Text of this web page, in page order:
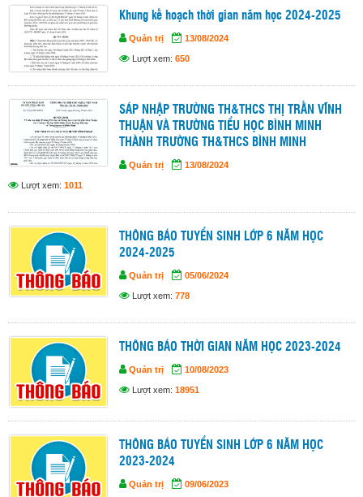
Khung kế hoạch thời gian năm học 2024-2025
Quản trị 13/08/2024
Lượt xem: 650
SÁP NHẬP TRƯỜNG TH&THCS THỊ TRẤN VĨNH
THUẬN VÀ TRƯỜNG TIỂU HỌC BÌNH MINH
THÀNH TRƯỜNG TH&THCS BÌNH MINH
Quản trị 13/08/2024
Lượt xem: 1011
THÔNG BÁO TUYỂN SINH LỚP 6 NĂM HỌC
2024-2025
Quản trị 05/06/2024
Lượt xem: 778
THÔNG BÁO THỜI GIAN NĂM HỌC 2023-2024
Quản trị 10/08/2023
Lượt xem: 18951
THÔNG BÁO TUYỂN SINH LỚP 6 NĂM HỌC
2023-2024
Quản trị 09/06/2023